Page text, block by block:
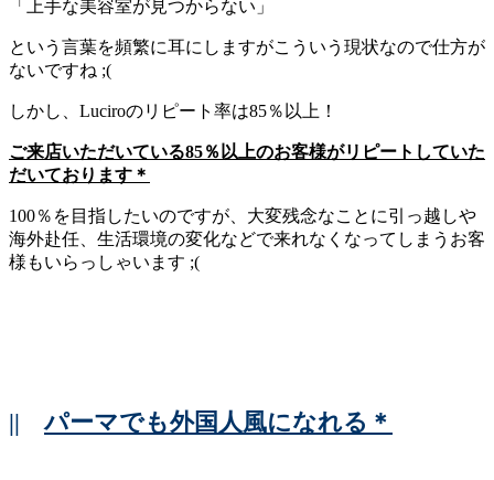
「上手な美容室が見つからない」
という言葉を頻繁に耳にしますがこういう現状なので仕方が
ないですね ;(
しかし、Luciroのリピート率は85％以上！
ご来店いただいている85％以上のお客様がリピートしていた
だいております＊
100％を目指したいのですが、大変残念なことに引っ越しや
海外赴任、生活環境の変化などで来れなくなってしまうお客
様もいらっしゃいます ;(
||パーマでも外国人風になれる＊